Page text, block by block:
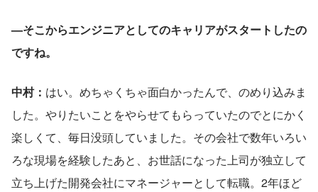
—そこからエンジニアとしてのキャリアがスタートしたの
ですね。
中村： はい。めちゃくちゃ面白かったんで、のめり込みま
した。やりたいことをやらせてもらっていたのでとにかく
楽しくて、毎日没頭していました。その会社で数年いろい
ろな現場を経験したあと、お世話になった上司が独立して
立ち上げた開発会社にマネージャーとして転職。2年ほど